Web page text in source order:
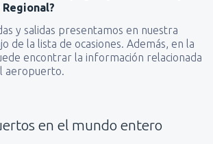
y salidas presentamos en nuestra
de la lista de ocasiones. Además, en la
encontrar la información relacionada
aeropuerto.
en el mundo entero